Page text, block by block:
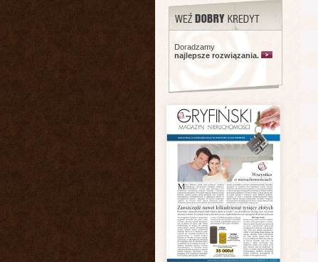
Doradzamy
najlepsze rozwiązania.